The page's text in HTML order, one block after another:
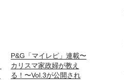
P&G「マイレピ」連載〜
カリスマ家政婦が教え
る！〜Vol.3が公開され